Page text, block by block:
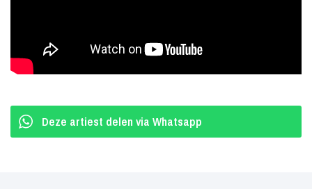
deze nieuwe uitdaging en speelde tussen 2011 en 2013 op
Plekken als: de Ziggo Dome, Paaspop, Park City Live en in
Olympische Spelen van 2012.
Deze artiest delen via Whatsapp